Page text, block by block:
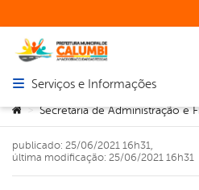
Abrir menu principal de
Serviços e Informações
Você está aqui:
>
publicado: 25/06/2021 16h31,
última modificação: 25/06/2021 16h31